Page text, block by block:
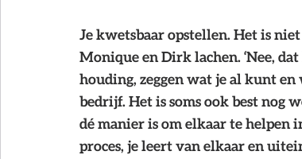
Je kwetsbaar opstellen. Het is
Monique en Dirk lachen. ‘Nee,
houding, zeggen wat je al kunt
bedrijf. Het is soms ook best nog
dé manier is om elkaar te helpen
proces, je leert van elkaar en